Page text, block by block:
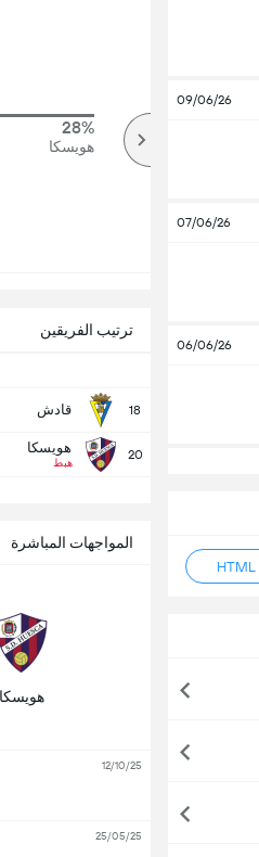
09/06/26
07/06/26
06/06/26
ترتيب الفريقين
18 قادش
20 هويسكا
هبط
28%
هويسكا
المواجهات المباشرة
هويسكا
12/10/25
25/05/25